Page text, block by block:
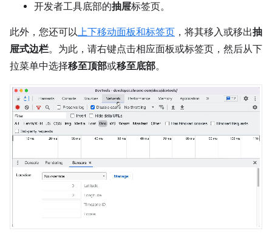
开发者工具底部的抽屉标签页。
此外，您还可以上下移动面板和标签页 ，将其移入或移出抽
屉式边栏。为此，请右键点击相应面板或标签页，然后从下
拉菜单中选择移至顶部或移至底部。